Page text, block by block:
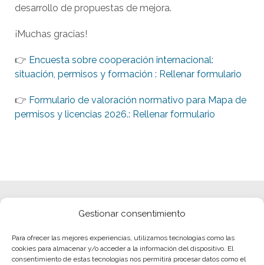
Gestionar consentimiento
Para ofrecer las mejores experiencias, utilizamos tecnologías como las
cookies para almacenar y/o acceder a la información del dispositivo. El
consentimiento de estas tecnologías nos permitirá procesar datos como el
desarrollo de propuestas de mejora.
¡Muchas gracias!
👉 Encuesta sobre cooperación internacional:
situación, permisos y formación : Rellenar formulario
👉 Formulario de valoración normativo para Mapa de
permisos y licencias 2026.: Rellenar formulario